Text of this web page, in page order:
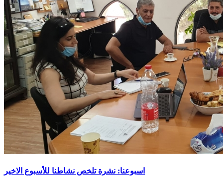
اسبوعنا: نشرة تلخص نشاطنا للأسبوع الاخير